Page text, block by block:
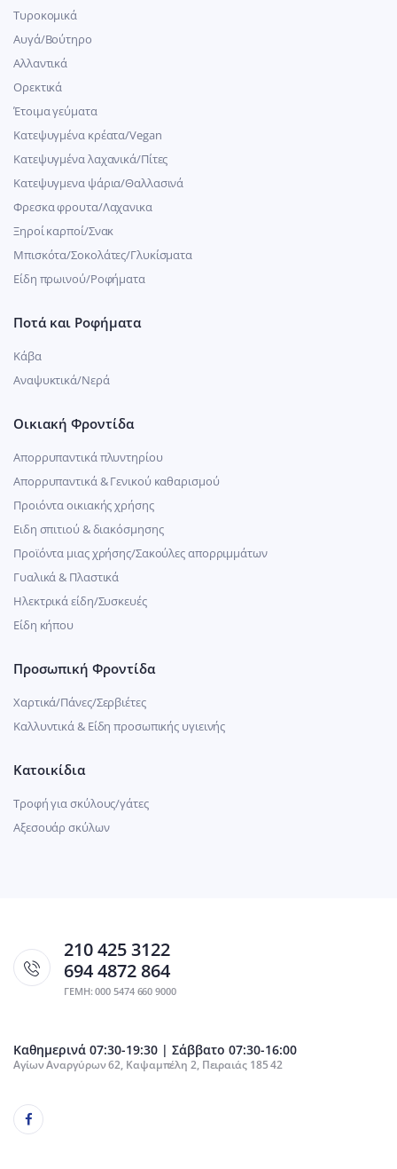
Τυροκομικά
Αυγά/Βούτηρο
Αλλαντικά
Ορεκτικά
Έτοιμα γεύματα
Κατεψυγμένα κρέατα/Vegan
Kατεψυγμένα λαχανικά/Πίτες
Κατεψυγμενα ψάρια/Θαλλασινά
Φρεσκα φρουτα/Λαχανικα
Ξηροί καρποί/Σνακ
Μπισκότα/Σοκολάτες/Γλυκίσματα
Είδη πρωινού/Ροφήματα
Ποτά και Ροφήματα
Κάβα
Αναψυκτικά/Νερά
Οικιακή Φροντίδα
Απορρυπαντικά πλυντηρίου
Απορρυπαντικά & Γενικού καθαρισμού
Προιόντα οικιακής χρήσης
Ειδη σπιτιού & διακόσμησης
Προϊόντα μιας χρήσης/Σακούλες απορριμμάτων
Γυαλικά & Πλαστικά
Ηλεκτρικά είδη/Συσκευές
Είδη κήπου
Προσωπική Φροντίδα
Χαρτικά/Πάνες/Σερβιέτες
Καλλυντικά & Είδη προσωπικής υγιεινής
Κατοικίδια
Τροφή για σκύλους/γάτες
Αξεσουάρ σκύλων
210 425 3122
694 4872 864
ΓΕΜΗ: 000 5474 660 9000
Καθημερινά 07:30-19:30 | Σάββατο 07:30-16:00
Αγίων Αναργύρων 62, Καψαμπέλη 2, Πειραιάς 185 42